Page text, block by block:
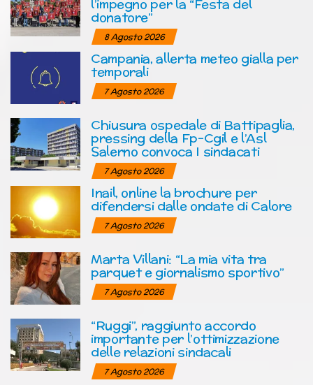
l’impegno per la “Festa del
donatore”
8 Agosto 2026
Campania, allerta meteo gialla per
temporali
7 Agosto 2026
Chiusura ospedale di Battipaglia,
pressing della Fp-Cgil e l’Asl
Salerno convoca I sindacati
7 Agosto 2026
Inail, online la brochure per
difendersi dalle ondate di Calore
7 Agosto 2026
Marta Villani: “La mia vita tra
parquet e giornalismo sportivo”
7 Agosto 2026
“Ruggi”, raggiunto accordo
importante per l’ottimizzazione
delle relazioni sindacali
7 Agosto 2026